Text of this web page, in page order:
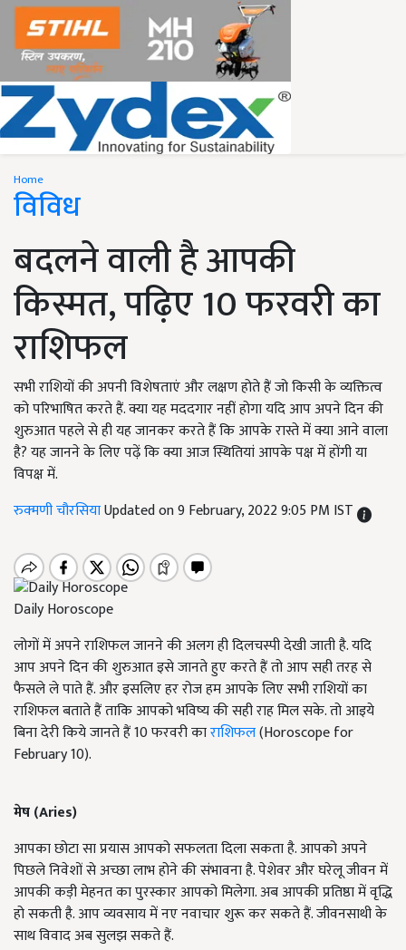
Home
विविध
बदलने वाली है आपकी
किस्मत, पढ़िए 10 फरवरी का
राशिफल
सभी राशियों की अपनी विशेषताएं और लक्षण होते हैं जो किसी के व्यक्तित्व
को परिभाषित करते हैं. क्या यह मददगार नहीं होगा यदि आप अपने दिन की
शुरुआत पहले से ही यह जानकर करते हैं कि आपके रास्ते में क्या आने वाला
है? यह जानने के लिए पढ़ें कि क्या आज स्थितियां आपके पक्ष में होंगी या
विपक्ष में.
रुक्मणी चौरसियाUpdated on 9 February, 2022 9:05 PM IST
Daily Horoscope
लोगों में अपने राशिफल जानने की अलग ही दिलचस्पी देखी जाती है. यदि
आप अपने दिन की शुरुआत इसे जानते हुए करते हैं तो आप सही तरह से
फैसले ले पाते हैं. और इसलिए हर रोज हम आपके लिए सभी राशियों का
राशिफल बताते हैं ताकि आपको भविष्य की सही राह मिल सके. तो आइये
बिना देरी किये जानते हैं 10 फरवरी काराशिफल(Horoscope for
February 10).
मेष (Aries)
आपका छोटा सा प्रयास आपको सफलता दिला सकता है. आपको अपने
पिछले निवेशों से अच्छा लाभ होने की संभावना है. पेशेवर और घरेलू जीवन में
आपकी कड़ी मेहनत का पुरस्कार आपको मिलेगा. अब आपकी प्रतिष्ठा में वृद्धि
हो सकती है. आप व्यवसाय में नए नवाचार शुरू कर सकते हैं. जीवनसाथी के
साथ विवाद अब सुलझ सकते हैं.